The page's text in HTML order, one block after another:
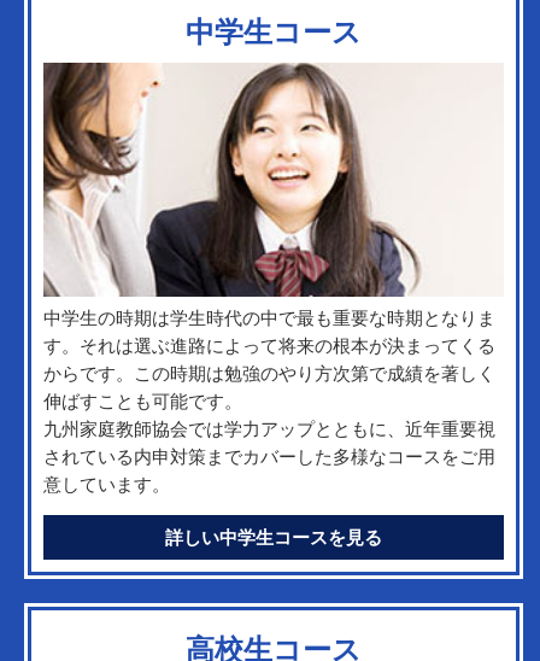
中学生コース
中学生の時期は学生時代の中で最も重要な時期となりま
す。それは選ぶ進路によって将来の根本が決まってくる
からです。この時期は勉強のやり方次第で成績を著しく
伸ばすことも可能です。
九州家庭教師協会では学力アップとともに、近年重要視
されている内申対策までカバーした多様なコースをご用
意しています。
詳しい中学生コースを見る
高校生コース